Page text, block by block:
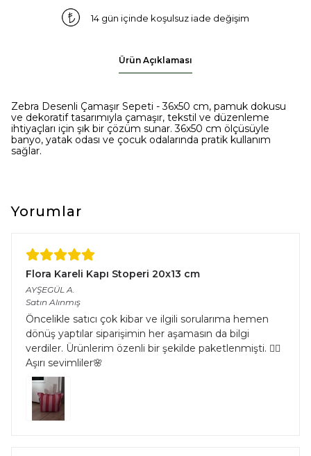
14 gün içinde koşulsuz iade değişim
Ürün Açıklaması
Zebra Desenli Çamaşır Sepeti - 36x50 cm, pamuk dokusu
ve dekoratif tasarımıyla çamaşır, tekstil ve düzenleme
ihtiyaçları için şık bir çözüm sunar. 36x50 cm ölçüsüyle
banyo, yatak odası ve çocuk odalarında pratik kullanım
sağlar.
Yorumlar
Flora Kareli Kapı Stoperi 20x13 cm
AYŞEGÜL A.
Satın Alınmış
Öncelikle satıcı çok kibar ve ilgili sorularıma hemen
dönüş yaptılar siparişimin her aşamasın da bilgi
verdiler. Ürünlerim özenli bir şekilde paketlenmişti. 👌🏻
Aşırı sevimliler🌸